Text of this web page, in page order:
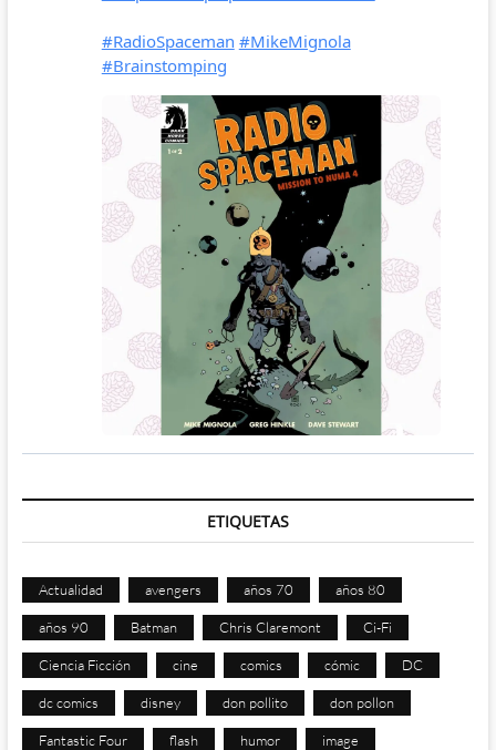
ETIQUETAS
Actualidad avengers años 70 años 80
años 90 Batman Chris Claremont Ci-Fi
Ciencia Ficción cine comics cómic DC
dc comics disney don pollito don pollon
Fantastic Four flash humor image